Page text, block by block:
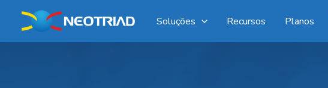
Soluções Recursos Planos